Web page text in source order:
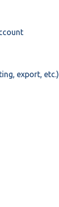
export, etc.)